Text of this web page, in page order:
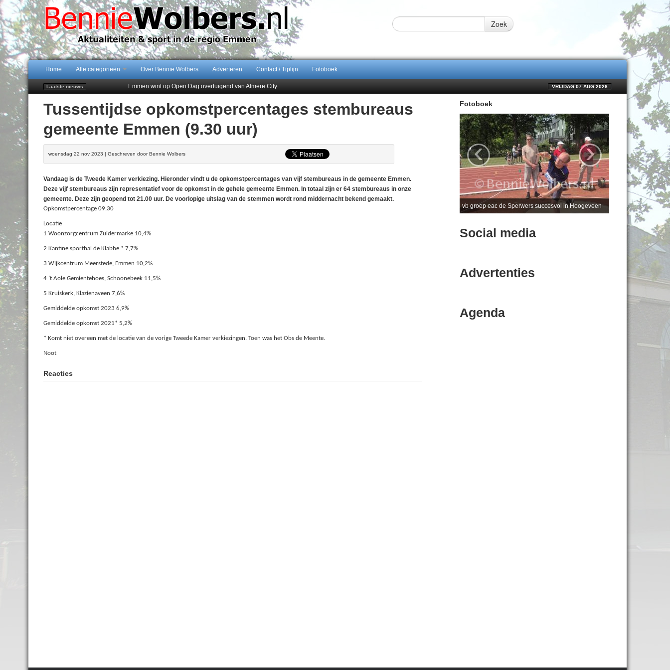
Zoek
Home Alle categorieën Over Bennie Wolbers Adverteren Contact / Tiplijn Fotoboek
Laatste nieuws
Emmen wint op Open Dag overtuigend van Almere City
Jubileumfeest 35 jaar De Amer
Hunzeloopwandeltocht keert op 19 september 2026 terug naar Zuidlaren
102 kaarsen voor eeuwling Mieke Sijbom-Maatje
VRIJDAG 07 AUG 2026
Tussentijdse opkomstpercentages stembureaus
gemeente Emmen (9.30 uur)
woensdag 22 nov 2023 | Geschreven door Bennie Wolbers
Vandaag is de Tweede Kamer verkiezing. Hieronder vindt u de opkomstpercentages van vijf stembureaus in de gemeente Emmen.
Deze vijf stembureaus zijn representatief voor de opkomst in de gehele gemeente Emmen. In totaal zijn er 64 stembureaus in onze
gemeente. Deze zijn geopend tot 21.00 uur. De voorlopige uitslag van de stemmen wordt rond middernacht bekend gemaakt.
Opkomstpercentage 09.30
Locatie
1 Woonzorgcentrum Zuidermarke 10,4%
2 Kantine sporthal de Klabbe * 7,7%
3 Wijkcentrum Meerstede, Emmen 10,2%
4 ’t Aole Gemientehoes, Schoonebeek 11,5%
5 Kruiskerk, Klazienaveen 7,6%
Gemiddelde opkomst 2023 6,9%
Gemiddelde opkomst 2021* 5,2%
* Komt niet overeen met de locatie van de vorige Tweede Kamer verkiezingen. Toen was het Obs de Meente.
Noot
Reacties
Fotoboek
vb groep eac de Sperwers succesvol in Hoogeveen
‹ ›
Social media
Advertenties
Agenda